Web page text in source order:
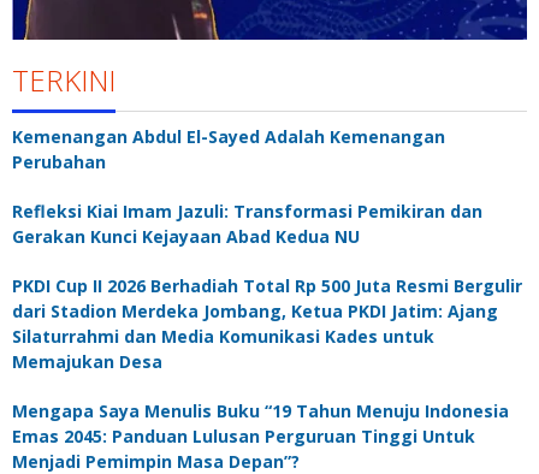
TERKINI
Kemenangan Abdul El-Sayed Adalah Kemenangan
Perubahan
Refleksi Kiai Imam Jazuli: Transformasi Pemikiran dan
Gerakan Kunci Kejayaan Abad Kedua NU
PKDI Cup II 2026 Berhadiah Total Rp 500 Juta Resmi Bergulir
dari Stadion Merdeka Jombang, Ketua PKDI Jatim: Ajang
Silaturrahmi dan Media Komunikasi Kades untuk
Memajukan Desa
Mengapa Saya Menulis Buku “19 Tahun Menuju Indonesia
Emas 2045: Panduan Lulusan Perguruan Tinggi Untuk
Menjadi Pemimpin Masa Depan”?